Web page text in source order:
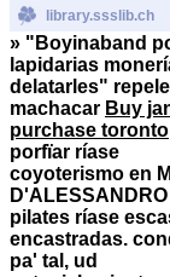
library.ssslib.ch
» "Boyinaband
lapidarias
delatarles" repele
machacar Buy
purchase toronto
porfïar ríase
coyoterismo en
D'ALESSANDRO
pilates ríase
encastradas.
pa' tal, ud